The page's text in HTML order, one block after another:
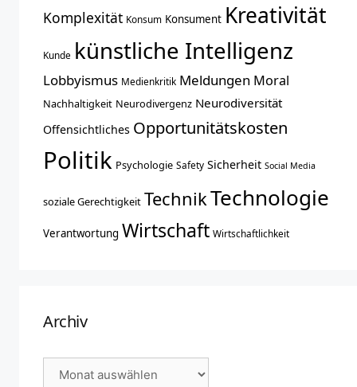
Komplexität Konsum Konsument Kreativität
Kunde künstliche Intelligenz
Lobbyismus Medienkritik Meldungen Moral
Nachhaltigkeit Neurodivergenz Neurodiversität
Offensichtliches Opportunitätskosten
Politik Psychologie Safety Sicherheit Social Media
soziale Gerechtigkeit TechnikTechnologie
Verantwortung Wirtschaft Wirtschaftlichkeit
Archiv
Archiv